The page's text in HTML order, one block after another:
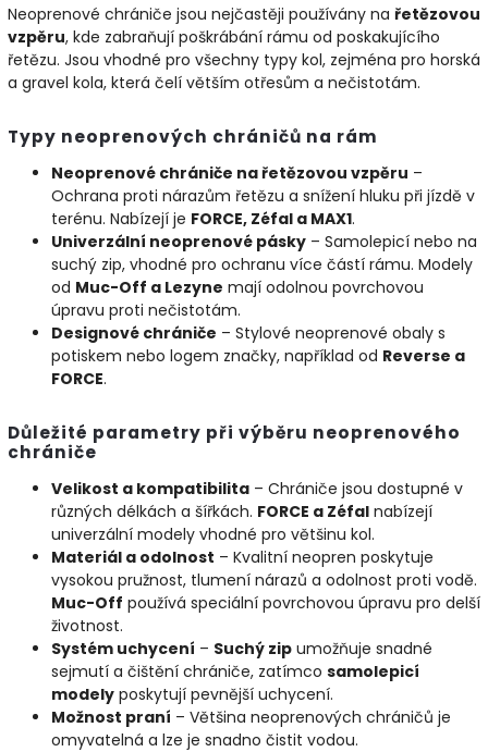
Neoprenové chrániče jsou nejčastěji používány na řetězovou
vzpěru, kde zabraňují poškrábání rámu od poskakujícího
řetězu. Jsou vhodné pro všechny typy kol, zejména pro horská
a gravel kola, která čelí větším otřesům a nečistotám.
Typy neoprenových chráničů na rám
Neoprenové chrániče na řetězovou vzpěru –
Ochrana proti nárazům řetězu a snížení hluku při jízdě v
terénu. Nabízejí je FORCE, Zéfal a MAX1.
Univerzální neoprenové pásky – Samolepicí nebo na
suchý zip, vhodné pro ochranu více částí rámu. Modely
od Muc-Off a Lezyne mají odolnou povrchovou
úpravu proti nečistotám.
Designové chrániče – Stylové neoprenové obaly s
potiskem nebo logem značky, například od Reverse a
FORCE.
Důležité parametry při výběru neoprenového
chrániče
Velikost a kompatibilita – Chrániče jsou dostupné v
různých délkách a šířkách. FORCE a Zéfal nabízejí
univerzální modely vhodné pro většinu kol.
Materiál a odolnost – Kvalitní neopren poskytuje
vysokou pružnost, tlumení nárazů a odolnost proti vodě.
Muc-Off používá speciální povrchovou úpravu pro delší
životnost.
Systém uchycení – Suchý zip umožňuje snadné
sejmutí a čištění chrániče, zatímco samolepicí
modely poskytují pevnější uchycení.
Možnost praní – Většina neoprenových chráničů je
omyvatelná a lze je snadno čistit vodou.